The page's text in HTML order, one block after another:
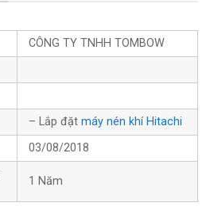
CÔNG TY TNHH TOMBOW
– Lắp đặtmáy nén khí Hitachi
03/08/2018
1 Năm